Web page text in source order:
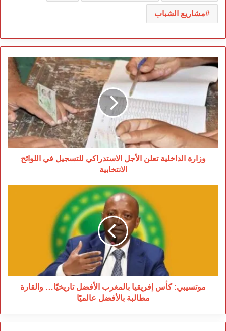
مشاريع الشباب
وزارة
الداخلية
تعلن
الأجل
الاستدراكي
للتسجيل
في
اللوائح
الانتخابية
وزارة الداخلية تعلن الأجل الاستدراكي للتسجيل في اللوائح
الانتخابية
بالأفضل
عالميًا
موتسيبي: كأس إفريقيا بالمغرب الأفضل تاريخيًا… والقارة
مطالبة بالأفضل عالميًا